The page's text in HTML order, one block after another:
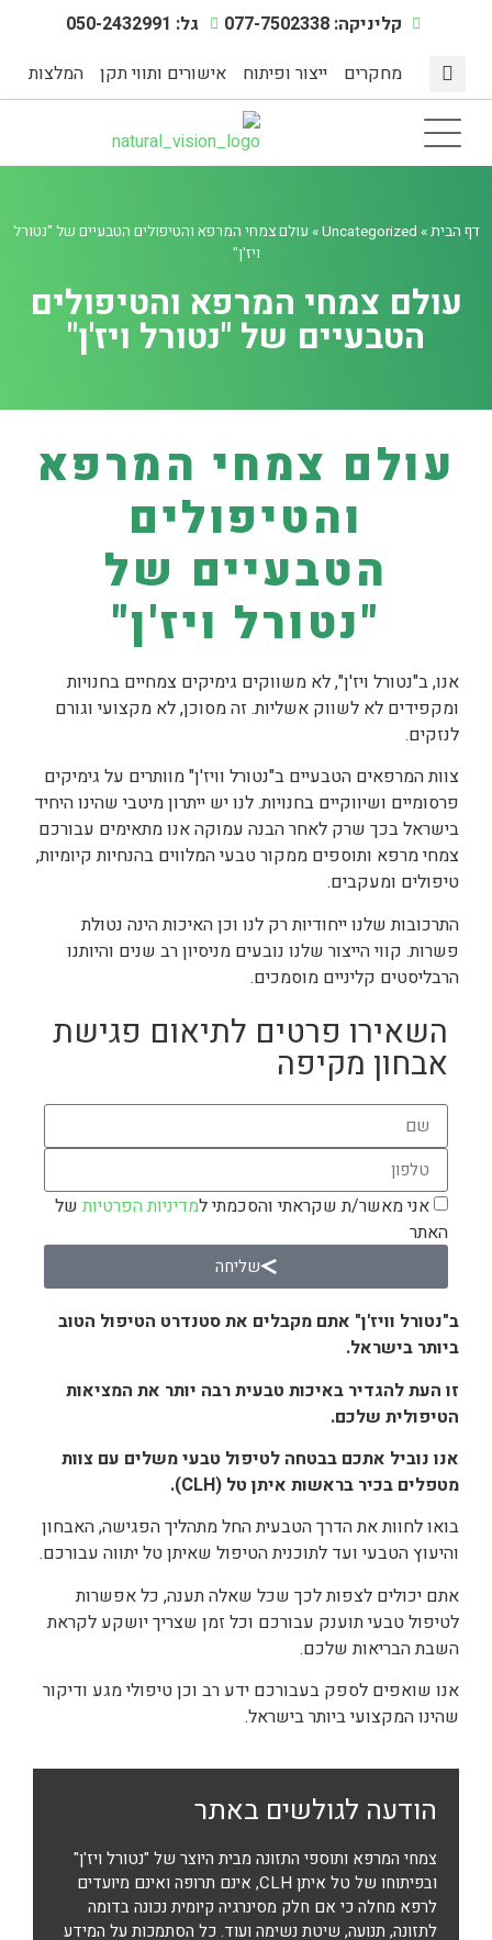
קליניקה: 077-7502338
גל: 050-2432991
מחקרים
ייצור ופיתוח אישורים ותווי תקן המלצות
דף הבית»
Uncategorized
» עולם צמחי המרפא והטיפולים הטבעיים של "נטורל
ויז'ן"
עולם צמחי המרפא והטיפולים
הטבעיים של "נטורל ויז'ן"
עולם צמחי המרפא
והטיפולים
הטבעיים של
"נטורל ויז'ן"
אנו, ב"נטורל ויז'ן", לא משווקים גימיקים צמחיים בחנויות
ומקפידים לא לשווק אשליות. זה מסוכן, לא מקצועי וגורם
לנזקים.
צוות המרפאים הטבעיים ב"נטורל וויז'ן" מוותרים על גימיקים
פרסומיים ושיווקיים בחנויות. לנו יש ייתרון מיטבי שהינו היחיד
בישראל בכך שרק לאחר הבנה עמוקה אנו מתאימים עבורכם
צמחי מרפא ותוספים ממקור טבעי המלווים בהנחיות קיומיות,
טיפולים ומעקבים.
התרכובות שלנו ייחודיות רק לנו וכן האיכות הינה נטולת
פשרות. קווי הייצור שלנו נובעים מניסיון רב שנים והיותנו
הרבליסטים קליניים מוסמכים.
השאירו פרטים לתיאום פגישת
אבחון מקיפה
אני מאשר/ת שקראתי והסכמתי למדיניות הפרטיות של
האתר
שליחה
ב"נטורל וויז'ן" אתם מקבלים את סטנדרט הטיפול הטוב
ביותר בישראל.
זו העת להגדיר באיכות טבעית רבה יותר את המציאות
הטיפולית שלכם.
אנו נוביל אתכם בבטחה לטיפול טבעי משלים עם צוות
מטפלים בכיר בראשות איתן טל (CLH
).
בואו לחוות את הדרך הטבעית החל מתהליך הפגישה, האבחון
והיעוץ הטבעי ועד לתוכנית הטיפול שאיתן טל יתווה עבורכם.
אתם יכולים לצפות לכך שכל שאלה תענה, כל אפשרות
לטיפול טבעי תוענק עבורכם וכל זמן שצריך יושקע לקראת
השבת הבריאות שלכם.
אנו שואפים לספק בעבורכם ידע רב וכן טיפולי מגע ודיקור
שהינו המקצועי ביותר בישראל.
הודעה לגולשים באתר
צמחי המרפא ותוספי התזונה מבית היוצר של "נטורל ויז'ן"
ובפיתוחו של טל איתן CLH, אינם תרופה ואינם מיועדים
לרפא מחלה כי אם חלק מסינרגיה קיומית נכונה בדומה
לתזונה, תנועה, שיטת נשימה ועוד. כל הסתמכות על המידע